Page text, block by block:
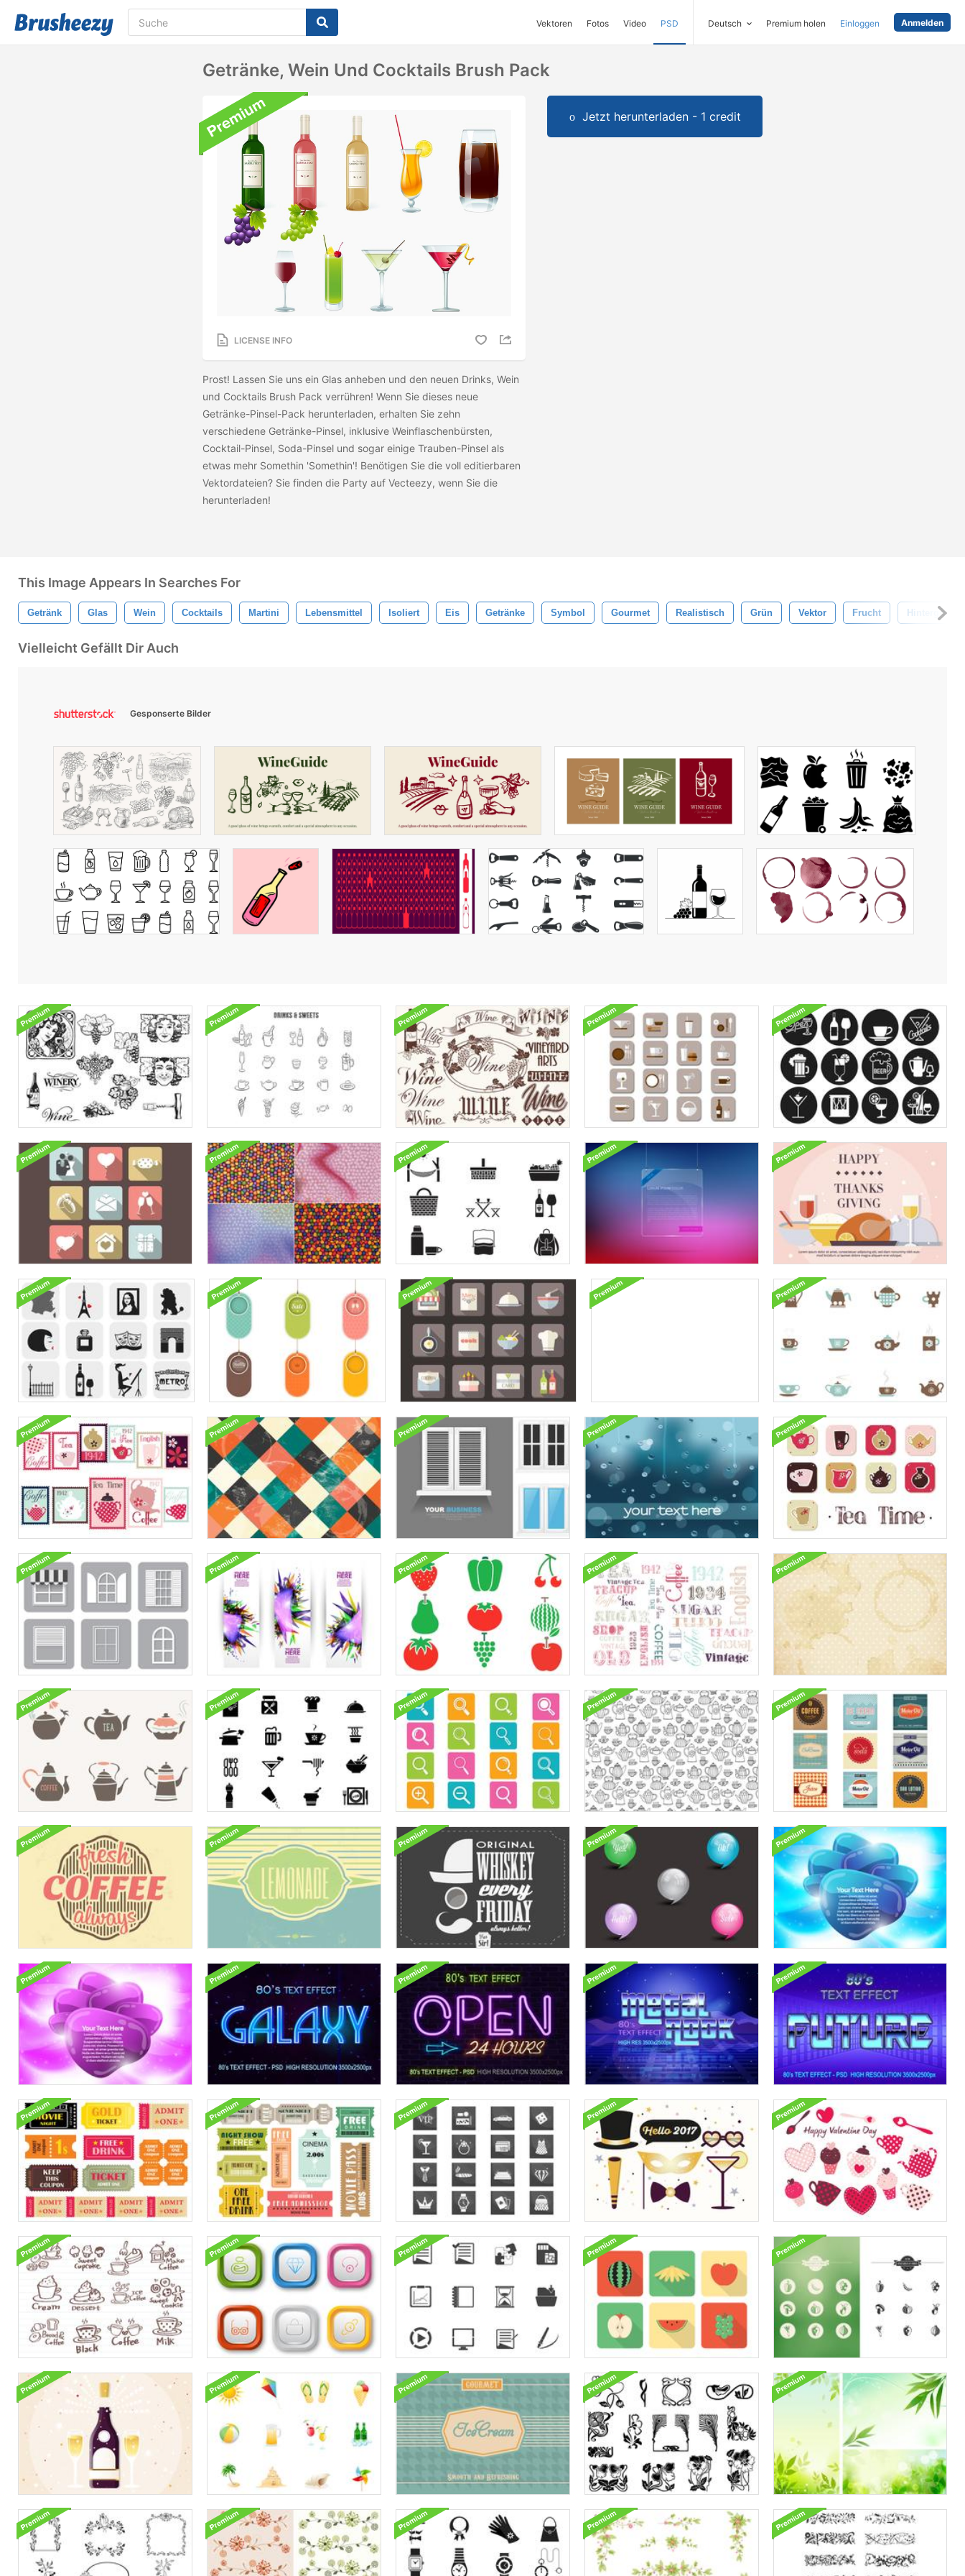
Vektoren Fotos Video PSD Deutsch Premium holen Einloggen Anmelden
Getränke, Wein Und Cocktails Brush Pack
LICENSE INFO
Prost! Lassen Sie uns ein Glas anheben und den neuen Drinks, Wein
und Cocktails Brush Pack verrühren! Wenn Sie dieses neue
Getränke-Pinsel-Pack herunterladen, erhalten Sie zehn
verschiedene Getränke-Pinsel, inklusive Weinflaschenbürsten,
Cocktail-Pinsel, Soda-Pinsel und sogar einige Trauben-Pinsel als
etwas mehr Somethin 'Somethin'! Benötigen Sie die voll editierbaren
Vektordateien? Sie finden die Party auf Vecteezy, wenn Sie die
herunterladen!
Jetzt herunterladen - 1 credit
This Image Appears In Searches For
Getränk Glas Wein Cocktails Martini Lebensmittel Isoliert Eis Getränke Symbol Gourmet Realistisch Grün Vektor Frucht Hintergrund
Vielleicht Gefällt Dir Auch
Gesponserte Bilder